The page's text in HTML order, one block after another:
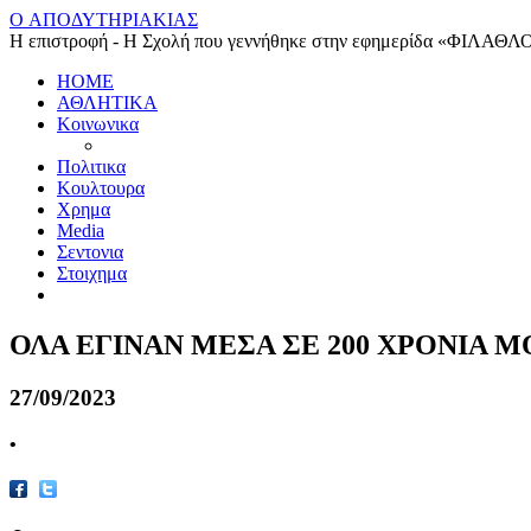
O ΑΠΟΔΥΤΗΡΙΑΚΙΑΣ
Η επιστροφή - Η Σχολή που γεννήθηκε στην εφημερίδα
HOME
ΑΘΛΗΤΙΚΑ
Κοινωνικα
Πολιτικα
Κουλτουρα
Χρημα
Media
Σεντονια
Στοιχημα
ΟΛΑ ΕΓΙΝΑΝ ΜΕΣΑ ΣΕ 200 ΧΡΟΝΙΑ
27/09/2023
•